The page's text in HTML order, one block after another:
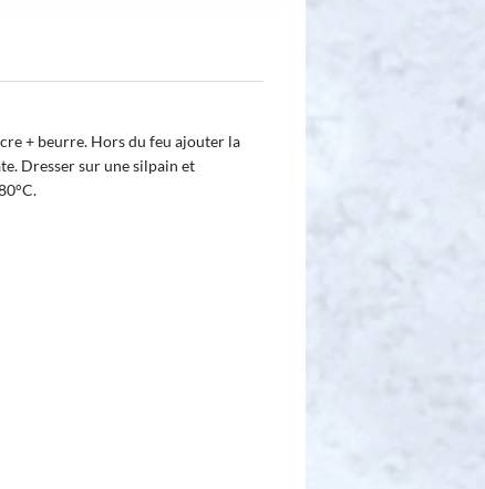
+ beurre. Hors du feu ajouter la
Dresser sur une silpain et